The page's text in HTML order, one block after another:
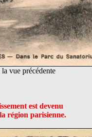
vue précédente
est devenu
région parisienne.